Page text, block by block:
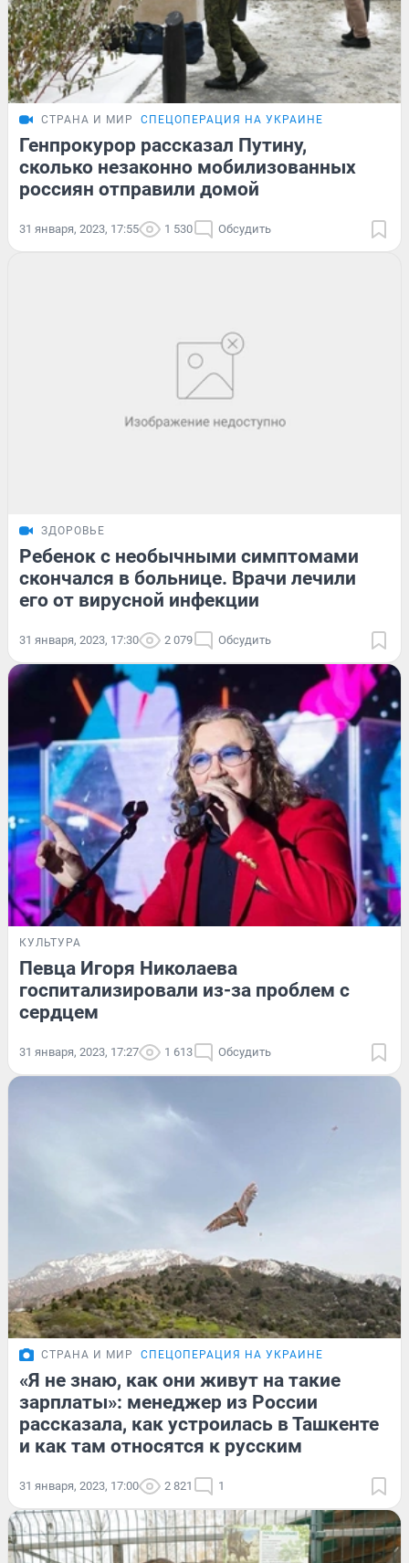
СТРАНА И МИР СПЕЦОПЕРАЦИЯ НА УКРАИНЕ
Генпрокурор рассказал Путину,
сколько незаконно мобилизованных
россиян отправили домой
31 января, 2023, 17:55 1 530 Обсудить
ЗДОРОВЬЕ
Ребенок с необычными симптомами
скончался в больнице. Врачи лечили
его от вирусной инфекции
31 января, 2023, 17:30 2 079 Обсудить
КУЛЬТУРА
Певца Игоря Николаева
госпитализировали из-за проблем с
сердцем
31 января, 2023, 17:27 1 613 Обсудить
СТРАНА И МИР СПЕЦОПЕРАЦИЯ НА УКРАИНЕ
«Я не знаю, как они живут на такие
зарплаты»: менеджер из России
рассказала, как устроилась в Ташкенте
и как там относятся к русским
31 января, 2023, 17:00 2 821 1